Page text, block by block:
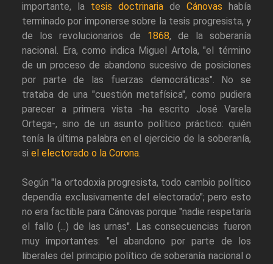
importante, la tesis doctrinaria de Cánovas había
terminado por imponerse sobre la tesis progresista, y
de los revolucionarios de 1868, de la soberanía
nacional. Era, como indica Miguel Artola, "el término
de un proceso de abandono sucesivo de posiciones
por parte de las fuerzas democráticas". No se
trataba de una "cuestión metafísica", como pudiera
parecer a primera vista -ha escrito José Varela
Ortega-, sino de un asunto político práctico: quién
tenía la última palabra en el ejercicio de la soberanía,
si el electorado o la Corona.
Según "la ortodoxia progresista, todo cambio político
dependía exclusivamente del electorado"; pero esto
no era factible para Cánovas porque "nadie respetaría
el fallo (...) de las urnas". Las consecuencias fueron
muy importantes: "el abandono por parte de los
liberales del principio político de soberanía nacional o